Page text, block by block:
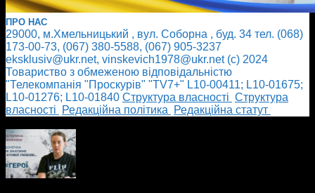
ПРО НАС
29000, м.Хмельницький , вул. Соборна , буд. 34 тел. (068)
173-00-73, (067) 380-5588, (067) 905-3237
eksklusiv@ukr.net, vinskevich1978@ukr.net (с) 2024
Товариство з обмеженою відповідальністю
"Телекомпанія "Проскурів" "TV7+" L10-00411; L10-01675;
L10-01276; L10-01840 Cтруктура власності Cтруктура
власності
Редакційна політика
Редакційна статут